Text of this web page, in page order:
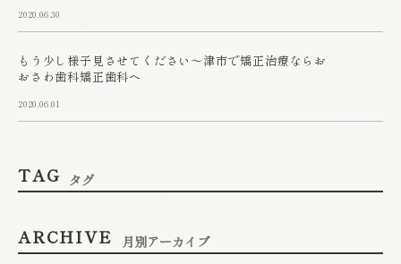
2020.06.30
もう少し様子見させてください～津市で矯正治療ならお
おさわ歯科矯正歯科へ
2020.06.01
TAG タグ
ARCHIVE 月別アーカイブ